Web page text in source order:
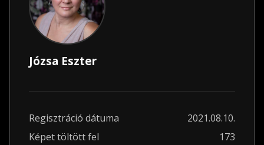
Józsa Eszter
Regisztráció dátuma
2021.08.10.
Képet töltött fel
173